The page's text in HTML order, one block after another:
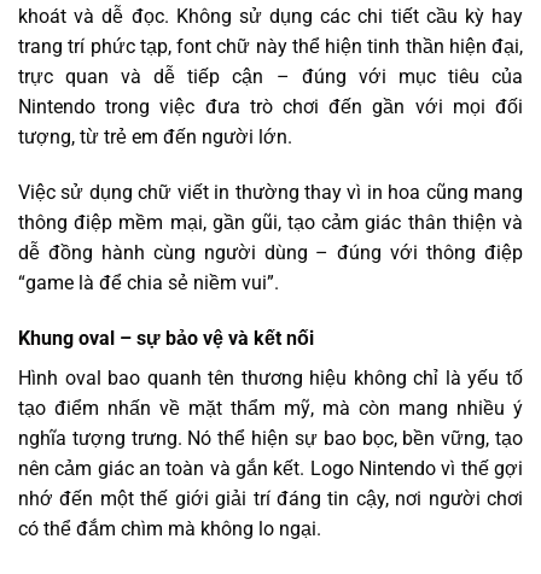
khoát và dễ đọc. Không sử dụng các chi tiết cầu kỳ hay
trang trí phức tạp, font chữ này thể hiện tinh thần hiện đại,
trực quan và dễ tiếp cận – đúng với mục tiêu của
Nintendo trong việc đưa trò chơi đến gần với mọi đối
tượng, từ trẻ em đến người lớn.
Việc sử dụng chữ viết in thường thay vì in hoa cũng mang
thông điệp mềm mại, gần gũi, tạo cảm giác thân thiện và
dễ đồng hành cùng người dùng – đúng với thông điệp
“game là để chia sẻ niềm vui”.
Khung oval – sự bảo vệ và kết nối
Hình oval bao quanh tên thương hiệu không chỉ là yếu tố
tạo điểm nhấn về mặt thẩm mỹ, mà còn mang nhiều ý
nghĩa tượng trưng. Nó thể hiện sự bao bọc, bền vững, tạo
nên cảm giác an toàn và gắn kết. Logo Nintendo vì thế gợi
nhớ đến một thế giới giải trí đáng tin cậy, nơi người chơi
có thể đắm chìm mà không lo ngại.